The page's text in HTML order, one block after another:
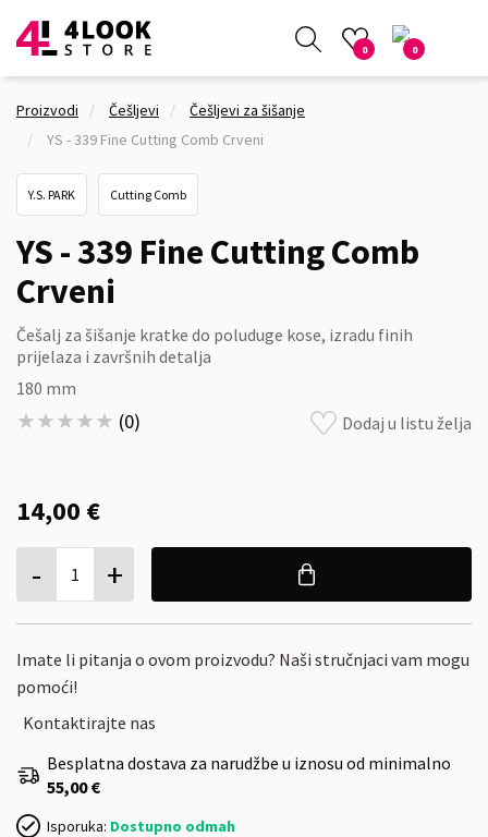
0 0
Proizvodi Češljevi
Češljevi za šišanje
YS - 339 Fine Cutting Comb Crveni
Y.S. PARK Cutting Comb
YS - 339 Fine Cutting Comb
Crveni
Češalj za šišanje kratke do poluduge kose, izradu finih
prijelaza i završnih detalja
180 mm
★★★★★
★★★★★ (0) Dodaj u listu želja
14,00 €
- 1 +
Imate li pitanja o ovom proizvodu? Naši stručnjaci vam mogu
pomoći!
Kontaktirajte nas
Besplatna dostava za narudžbe u iznosu od minimalno
55,00 €
Isporuka: Dostupno odmah